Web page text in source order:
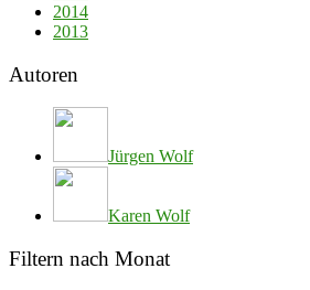
2014
2013
Autoren
Jürgen Wolf
Karen Wolf
Filtern nach Monat